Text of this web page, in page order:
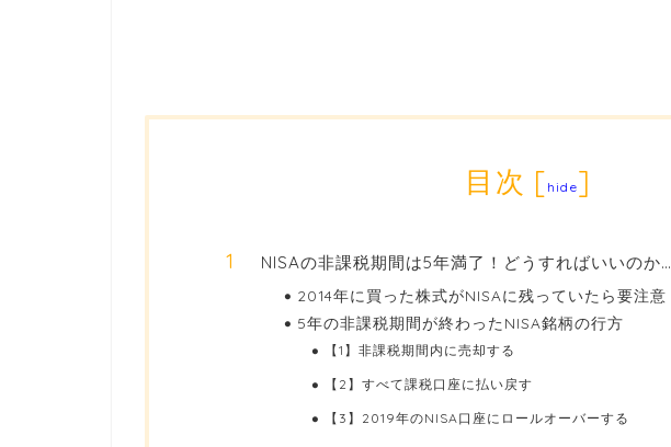
目次 [ hide]
NISAの非課税期間は5年満了！どうすればいいのか…
2014年に買った株式がNISAに残っていたら要注意
5年の非課税期間が終わったNISA銘柄の行方
【1】非課税期間内に売却する
【2】すべて課税口座に払い戻す
【3】2019年のNISA口座にロールオーバーする